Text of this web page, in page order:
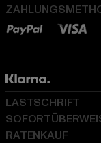
LASTSCHRIFT
RATENKAUF